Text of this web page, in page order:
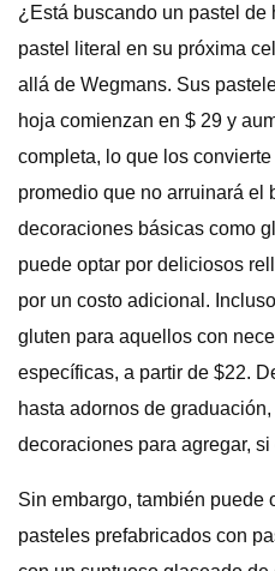
¿Está buscando un pastel de
pastel literal en su próxima
allá de Wegmans. Sus
hoja comienzan en $ 29 y
completa, lo que los
promedio que no arruinará el
decoraciones básicas como
puede optar por deliciosos
por un costo adicional.
gluten para aquellos con
específicas, a partir de $22.
hasta adornos de
decoraciones para agregar,
Sin embargo, también puede
pasteles prefabricados con